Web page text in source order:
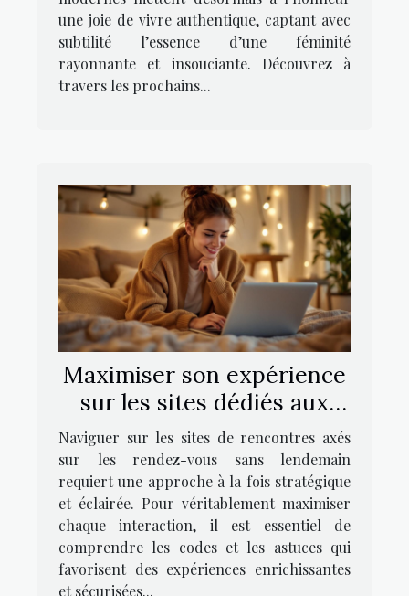
une joie de vivre authentique, captant avec
subtilité l’essence d’une féminité
rayonnante et insouciante. Découvrez à
travers les prochains...
Maximiser son expérience
sur les sites dédiés aux
rendez-vous sans
lendemain
Naviguer sur les sites de rencontres axés
sur les rendez-vous sans lendemain
requiert une approche à la fois stratégique
et éclairée. Pour véritablement maximiser
chaque interaction, il est essentiel de
comprendre les codes et les astuces qui
favorisent des expériences enrichissantes
et sécurisées...